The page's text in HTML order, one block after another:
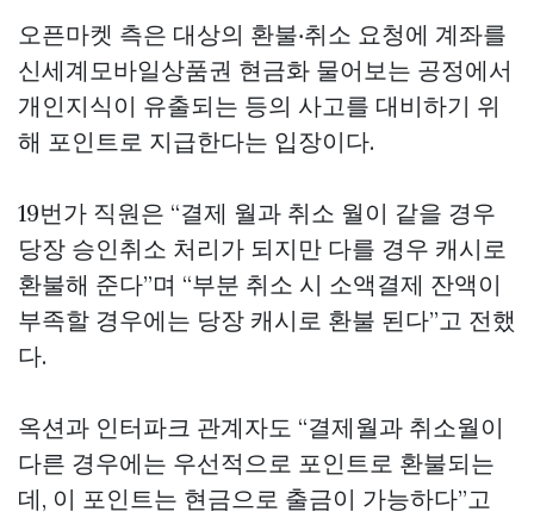
오픈마켓 측은 대상의 환불‧취소 요청에 계좌를
신세계모바일상품권 현금화 물어보는 공정에서
개인지식이 유출되는 등의 사고를 대비하기 위
해 포인트로 지급한다는 입장이다.
19번가 직원은 “결제 월과 취소 월이 같을 경우
당장 승인취소 처리가 되지만 다를 경우 캐시로
환불해 준다”며 “부분 취소 시 소액결제 잔액이
부족할 경우에는 당장 캐시로 환불 된다”고 전했
다.
옥션과 인터파크 관계자도 “결제월과 취소월이
다른 경우에는 우선적으로 포인트로 환불되는
데, 이 포인트는 현금으로 출금이 가능하다”고